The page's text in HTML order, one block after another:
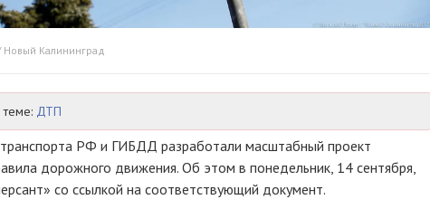
Новый Калининград
теме: ДТП
РФ и ГИБДД разработали масштабный проект
дорожного движения. Об этом в понедельник, 14 сентября,
со ссылкой на соответствующий документ.